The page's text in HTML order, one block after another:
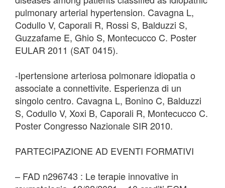
pulmonary arterial hypertension. Cavagna L,
Codullo V, Caporali R, Rossi S, Balduzzi S,
Guzzafame E, Ghio S, Montecucco C. Poster
EULAR 2011 (SAT 0415).
-Ipertensione arteriosa polmonare idiopatia o
associate a connettivite. Esperienza di un
singolo centro. Cavagna L, Bonino C, Balduzzi
S, Codullo V, Xoxi B, Caporali R, Montecucco C.
Poster Congresso Nazionale SIR 2010.
PARTECIPAZIONE AD EVENTI FORMATIVI
– FAD n296743 : Le terapie innovative in